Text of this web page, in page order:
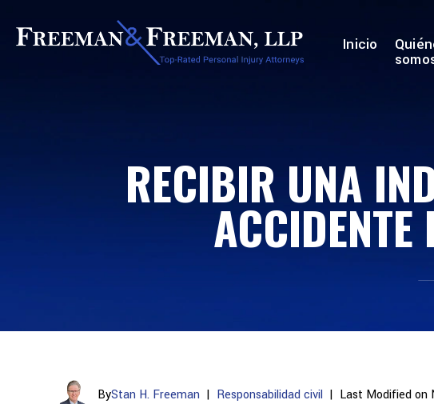
Inicio
RECIBIR UNA
ByStan H. Freeman | Responsabilidad civil | Last Modified on